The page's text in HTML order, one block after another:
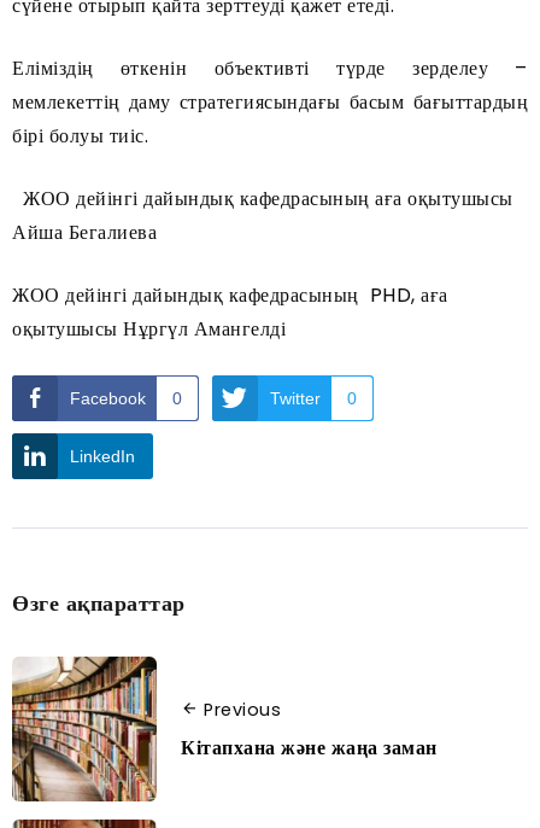
Еліміздің өткенін объективті түрде зерделеу –
мемлекеттің даму стратегиясындағы басым бағыттардың
бірі болуы тиіс.
ЖОО дейінгі дайындық кафедрасының аға оқытушысы
Айша Бегалиева
ЖОО дейінгі дайындық кафедрасының PHD, аға
оқытушысы Нұргүл Амангелді
Facebook 0 Twitter 0
LinkedIn
Өзге ақпараттар
Previous
Кітапхана және жаңа заман